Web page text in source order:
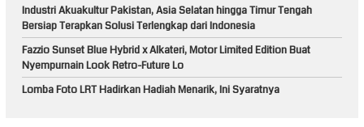
Industri Akuakultur Pakistan, Asia Selatan hingga Timur Tengah
Bersiap Terapkan Solusi Terlengkap dari Indonesia
Fazzio Sunset Blue Hybrid x Alkateri, Motor Limited Edition Buat
Nyempurnain Look Retro-Future Lo
Lomba Foto LRT Hadirkan Hadiah Menarik, Ini Syaratnya